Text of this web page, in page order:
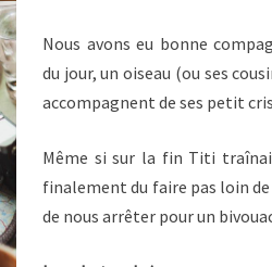
Nous avons eu bonne
du jour, un oiseau (ou ses
accompagnent de ses petit
Même si sur la fin Titi
finalement du faire pas loin
de nous arrêter pour un